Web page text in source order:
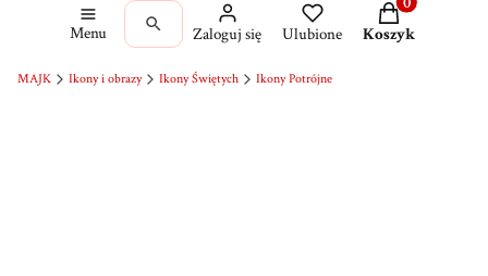
Menu Zaloguj się Ulubione
Produkty w
Koszyk
MAJK Ikony i obrazy Ikony Świętych Ikony Potrójne